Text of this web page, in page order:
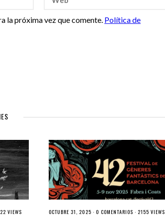
la próxima vez que comente. Política de
VIEWS OCTUBRE 31, 2025 · 0 COMENTARIOS · 2155 VIEWS